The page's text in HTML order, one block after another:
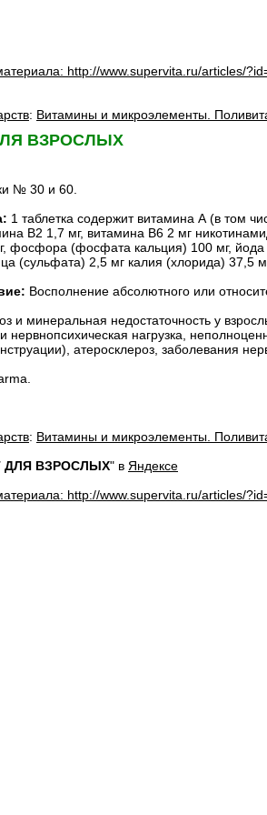
http://www.supervita.ru/articles/
: Витамины и микроэлементы.
ВЗРОСЛЫХ
№ 30 и 60.
1 таблетка содержит витамина А (в том
В2 1,7 мг, витамина В6 2 мг
фосфора (фосфата кальция) 100 мг, йода
(сульфата) 2,5 мг калия (хлорида) 37,5
Восполнение абсолютного или
и минеральная недостаточность у
нагрузка,
атеросклероз, заболевания
: Витамины и микроэлементы.
ВЗРОСЛЫХ" в Яндексе
http://www.supervita.ru/articles/